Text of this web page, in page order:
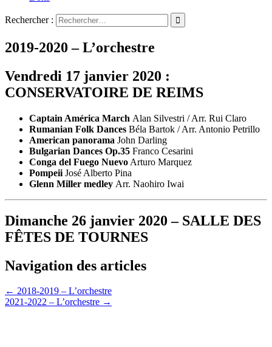
Rechercher :
2019-2020 – L’orchestre
Vendredi 17 janvier 2020 :
CONSERVATOIRE DE REIMS
Captain América March Alan Silvestri / Arr. Rui Claro
Rumanian Folk Dances Béla Bartok / Arr. Antonio Petrillo
American panorama John Darling
Bulgarian Dances Op.35 Franco Cesarini
Conga del Fuego Nuevo Arturo Marquez
Pompeii José Alberto Pina
Glenn Miller medley Arr. Naohiro Iwai
Dimanche 26 janvier 2020 –SALLE DES
FÊTES DE TOURNES
Navigation des articles
← 2018-2019 – L’orchestre
2021-2022 – L’orchestre →